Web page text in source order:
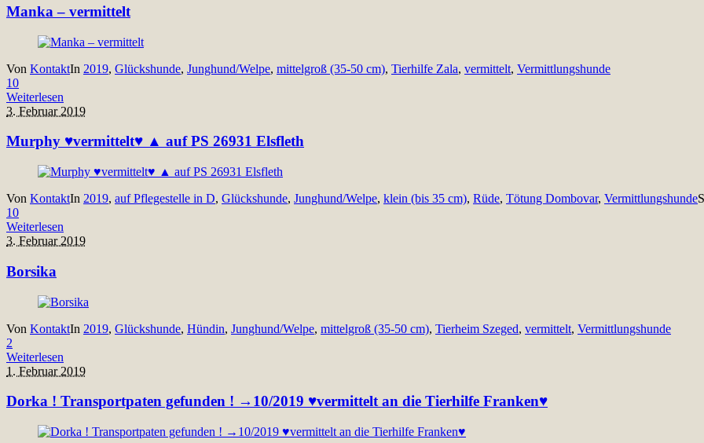
Manka – vermittelt
Von KontaktIn 2019, Glückshunde, Junghund/Welpe, mittelgroß (35-50 cm), Tierhilfe Zala, vermittelt, Vermittlungshunde
10
Weiterlesen
3. Februar 2019
Murphy ♥vermittelt♥ ▲ auf PS 26931 Elsfleth
Von KontaktIn 2019, auf Pflegestelle in D, Glückshunde, Junghund/Welpe, klein (bis 35 cm), Rüde, Tötung Dombovar, Vermittlungshunde
10
Weiterlesen
3. Februar 2019
Borsika
Von KontaktIn 2019, Glückshunde, Hündin, Junghund/Welpe, mittelgroß (35-50 cm), Tierheim Szeged, vermittelt, Vermittlungshunde
2
Weiterlesen
1. Februar 2019
Dorka ! Transportpaten gefunden ! →10/2019 ♥vermittelt an die Tierhilfe Franken♥